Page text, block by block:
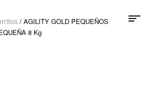
/ AGILITY GOLD PEQUEÑOS
8 Kg